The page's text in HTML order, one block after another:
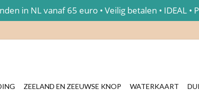
ZEELAND EN ZEEUWSE KNOP WATERKAART
in NL vanaf 65 euro • Veilig betalen • IDEAL •